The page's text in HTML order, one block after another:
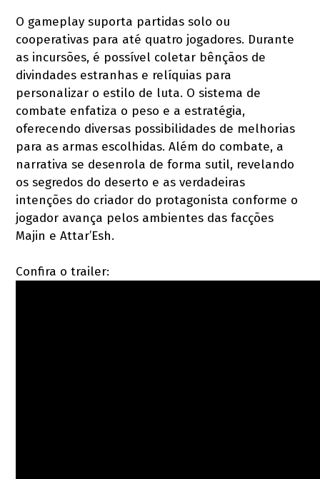
O gameplay suporta partidas solo ou
cooperativas para até quatro jogadores. Durante
as incursões, é possível coletar bênçãos de
divindades estranhas e relíquias para
personalizar o estilo de luta. O sistema de
combate enfatiza o peso e a estratégia,
oferecendo diversas possibilidades de melhorias
para as armas escolhidas. Além do combate, a
narrativa se desenrola de forma sutil, revelando
os segredos do deserto e as verdadeiras
intenções do criador do protagonista conforme o
jogador avança pelos ambientes das facções
Majin e Attar’Esh.
Confira o trailer: